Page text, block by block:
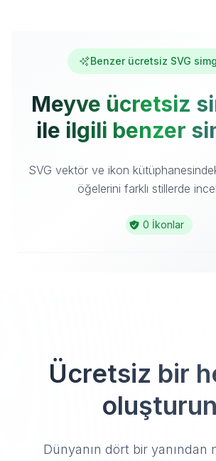
Benzer ücretsiz SVG
Meyve ücretsiz
ile ilgili benzer
SVG vektör ve ikon
öğelerini farklı stillerde
0 İkonlar
Ücretsiz bir
oluşturun
Dünyanın dört bir yanından